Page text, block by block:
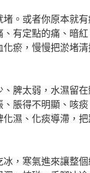
。或者你原本就
有定點的痛、暗
瘀，慢慢把淤堵清
脾太弱，水濕留
脹得不明顯、咳
濕、化痰導滯，
，寒氣進來讓整個